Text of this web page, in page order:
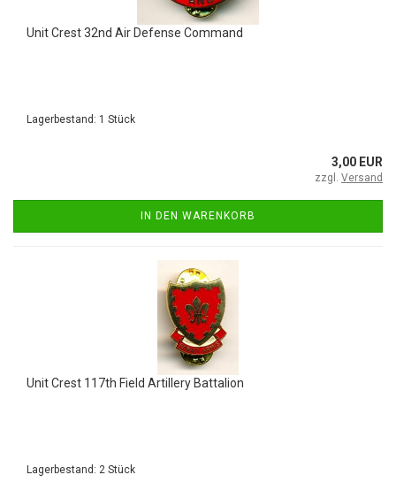
Unit Crest 32nd Air Defense Command
Lagerbestand: 1 Stück
3,00 EUR
zzgl. Versand
IN DEN WARENKORB
Unit Crest 117th Field Artillery Battalion
Lagerbestand: 2 Stück